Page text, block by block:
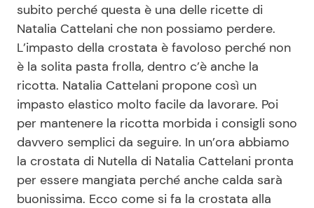
Mondo Mamma
News benessere
Salute
Viaggi e Turismo
Festività
Le Ricette in TV
Primi Piatti
Ricette Facili e Veloci
Ricette Feste
Ricette per Bambini
subito perché questa è una delle ricette di
Natalia Cattelani che non possiamo perdere.
L’impasto della crostata è favoloso perché non
è la solita pasta frolla, dentro c’è anche la
ricotta. Natalia Cattelani propone così un
impasto elastico molto facile da lavorare. Poi
per mantenere la ricotta morbida i consigli sono
davvero semplici da seguire. In un’ora abbiamo
la crostata di Nutella di Natalia Cattelani pronta
per essere mangiata perché anche calda sarà
buonissima. Ecco come si fa la crostata alla